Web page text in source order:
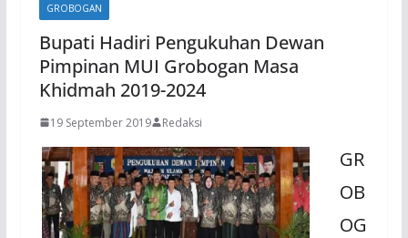
GROBOGAN
Bupati Hadiri Pengukuhan Dewan
Pimpinan MUI Grobogan Masa
Khidmah 2019-2024
19 September 2019 Redaksi
GR
OB
OG